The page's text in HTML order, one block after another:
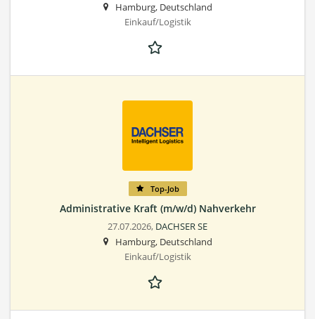
Hamburg, Deutschland
Einkauf/Logistik
Top-Job
Administrative Kraft (m/w/d) Nahverkehr
27.07.2026, DACHSER SE
Hamburg, Deutschland
Einkauf/Logistik